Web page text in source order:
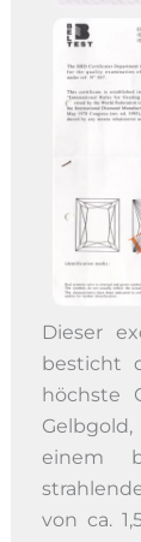
Dieser
besticht
höchste
einem
von ca.